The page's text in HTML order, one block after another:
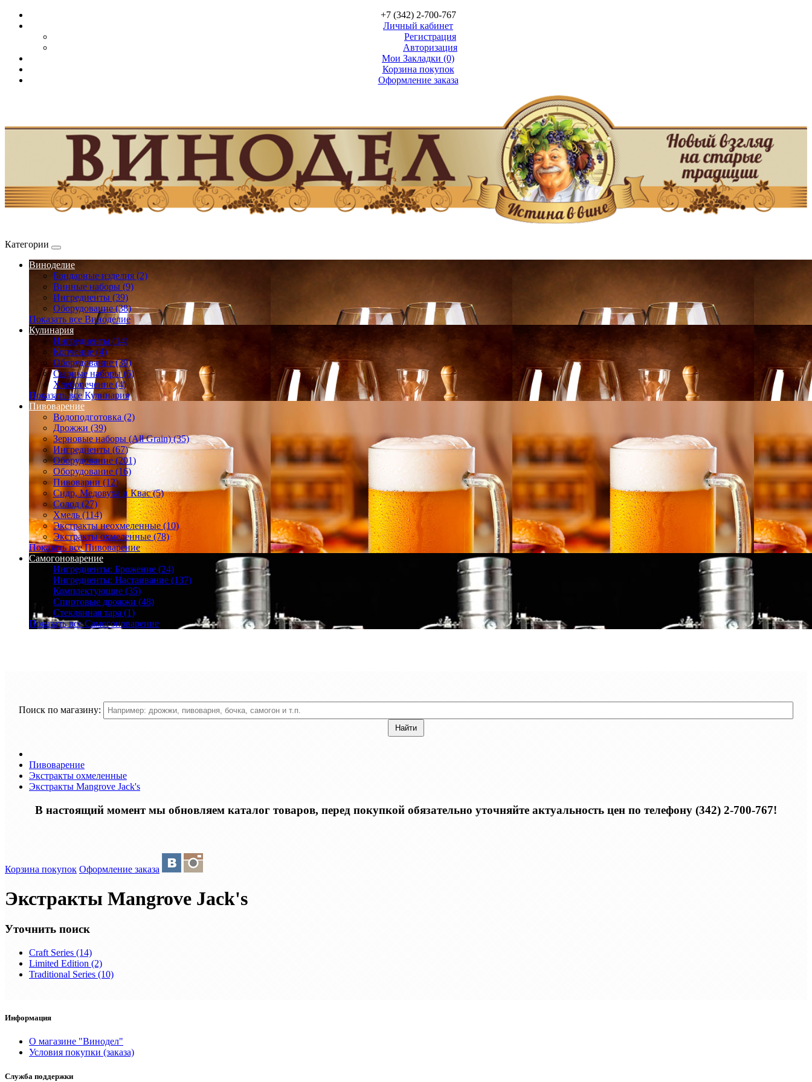
+7 (342) 2-700-767
Личный кабинет
Регистрация
Авторизация
Мои Закладки (0)
Корзина покупок
Оформление заказа
Категории
Виноделие
Бондарные изделия (2)
Винные наборы (9)
Ингредиенты (39)
Оборудование (38)
Показать все Виноделие
Кулинария
Ингредиенты (14)
Копчение (4)
Оборудование (39)
Сырные наборы (6)
Хлебопечение (4)
Показать все Кулинария
Пивоварение
Водоподготовка (2)
Дрожжи (39)
Зерновые наборы (All Grain) (35)
Ингредиенты (67)
Оборудование (201)
Оборудование (16)
Пивоварни (12)
Сидр, Медовуха и Квас (5)
Солод (27)
Хмель (114)
Экстракты неохмеленные (10)
Экстракты охмеленные (78)
Показать все Пивоварение
Самогоноварение
Ингредиенты: Брожение (24)
Ингредиенты: Настаивание (137)
Комплектующие (35)
Спиртовые дрожжи (48)
Стеклянная тара (1)
Показать все Самогоноварение
Поиск по магазину:
Пивоварение
Экстракты охмеленные
Экстракты Mangrove Jack's
В настоящий момент мы обновляем каталог товаров, перед покупкой обязательно уточняйте актуальность цен по телефону (342) 2-700-767!
Корзина покупок Оформление заказа
Экстракты Mangrove Jack's
Уточнить поиск
Craft Series (14)
Limited Edition (2)
Traditional Series (10)
Информация
О магазине "Винодел"
Условия покупки (заказа)
Служба поддержки